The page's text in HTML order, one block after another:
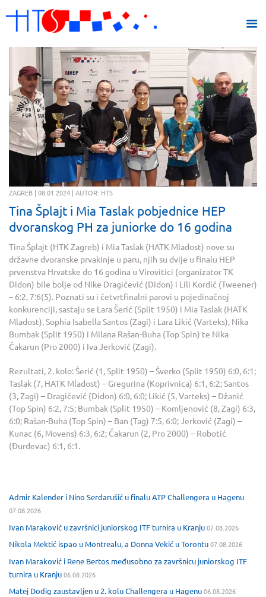
ZAGREB | 08.01.2024 | AUTOR: HTS
Tina Šplajt i Mia Taslak pobjednice HEP
dvoranskog PH za juniorke do 16 godina
Tina Šplajt (HTK Zagreb) i Mia Taslak (HATK Mladost) nove su
državne dvoranske prvakinje u paru, njih su dvije u finalu HEP
prvenstva Hrvatske do 16 godina u Virovitici (organizator TK
Didon) bile bolje od Nike Dragičević (Didon) i Lili Kordić (Tweener)
– 6:2, 7:6(5). Poznati su i četvrtfinalni parovi u pojedinačnoj
konkurenciji, sastaju se Lara Šerić (Split 1950) i Mia Taslak (HATK
Mladost), Sophia Isabella Santos (Zagi) i Lara Likić (Varteks), Nika
Bumbak (Split 1950) i Milana Rašan-Buha (Top Spin) te Nika
Čakarun (Pro 2000) i Iva Jerković (Zagi).
Rezultati, 2. kolo: Šerić (1, Split 1950) – Šverko (Split 1950) 6:0, 6:1;
Taslak (7, HATK Mladost) – Gregurina (Koprivnica) 6:1, 6:2; Santos
(3, Zagi) – Dragičević (Didon) 6:0, 6:0; Likić (5, Varteks) – Džanić
(Top Spin) 6:2, 7:5; Bumbak (Split 1950) – Komljenović (8, Zagi) 6:3,
6:0; Rašan-Buha (Top Spin) – Ban (Tag) 7:5, 6:0; Jerković (Zagi) –
Kunac (6, Movens) 6:3, 6:2; Čakarun (2, Pro 2000) – Robotić
(Đurđevac) 6:1, 6:1.
Admir Kalender i Nino Serdarušić u finalu ATP Challengera u Hagenu
07.08.2026
Ivan Maraković u završnici juniorskog ITF turnira u Kranju07.08.2026
Nikola Mektić ispao u Montrealu, a Donna Vekić u Torontu07.08.2026
Ivan Maraković i Rene Bertos međusobno za završnicu juniorskog ITF
turnira u Kranju06.08.2026
Matej Dodig zaustavljen u 2. kolu Challengera u Hagenu06.08.2026